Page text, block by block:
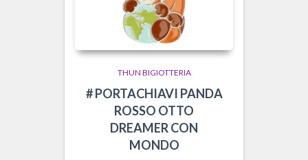
THUN BIGIOTTERIA
# PORTACHIAVI PANDA
ROSSO OTTO
DREAMER CON
MONDO